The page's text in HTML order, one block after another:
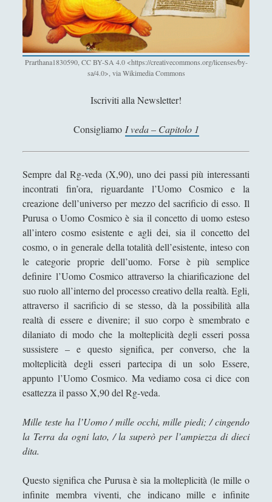
► Antologia(4)
▼ Filosofia(799)
► Filosofia Antica(33)
Filosofia Medioevale(12)
Filosofia Moderna (54)
► Corsi Di Filosofia(10)
Spiegazioni per una Filosofia più Easy!
► Filosofia Applicata(72)
▼ Filosofia Orientale(47)
La via del samurai: tra Daidòji Yuzàn e
Yamamoto Tsunemoto Considerazioni
analitiche sul modello del guerriero
giapponese
Morale, gli insegnamenti dell'Induismo
Zen e Koan - Una breve presentazione
► Sun Tzu (15)
Capitolo 1 - Essenziale introduzione ai
Capitolo 11. Agre – Principio
Prarthana1830590, CC BY-SA 4.0 <https://creativecommons.org/licenses/by-
sa/4.0>, via Wikimedia Commons
Iscriviti alla Newsletter!
Consigliamo I veda – Capitolo 1
Sempre dal Rg-veda (X,90), uno dei passi più interessanti
incontrati fin’ora, riguardante l’Uomo Cosmico e la
creazione dell’universo per mezzo del sacrificio di esso. Il
Purusa o Uomo Cosmico è sia il concetto di uomo esteso
all’intero cosmo esistente e agli dei, sia il concetto del
cosmo, o in generale della totalità dell’esistente, inteso con
le categorie proprie dell’uomo. Forse è più semplice
definire l’Uomo Cosmico attraverso la chiarificazione del
suo ruolo all’interno del processo creativo della realtà. Egli,
attraverso il sacrificio di se stesso, dà la possibilità alla
realtà di essere e divenire; il suo corpo è smembrato e
dilaniato di modo che la molteplicità degli esseri possa
sussistere – e questo significa, per converso, che la
molteplicità degli esseri partecipa di un solo Essere,
appunto l’Uomo Cosmico. Ma vediamo cosa ci dice con
esattezza il passo X,90 del Rg-veda.
Mille teste ha l’Uomo / mille occhi, mille piedi; / cingendo
la Terra da ogni lato, / la superò per l’ampiezza di dieci
dita.
Questo significa che Purusa è sia la molteplicità (le mille o
infinite membra viventi, che indicano mille e infinite